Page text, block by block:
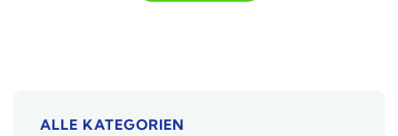
ALLE KATEGORIEN